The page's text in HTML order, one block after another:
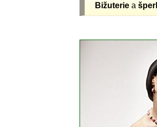
Bižuteriea